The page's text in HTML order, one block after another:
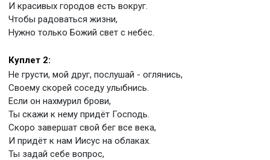
И красивых городов есть вокруг.
Чтобы радоваться жизни,
Нужно только Божий свет с небес.
Куплет 2:
Не грусти, мой друг, послушай - оглянись,
Своему скорей соседу улыбнись.
Если он нахмурил брови,
Ты скажи к нему придёт Господь.
Скоро завершат свой бег все века,
И придёт к нам Иисус на облаках.
Ты задай себе вопрос,